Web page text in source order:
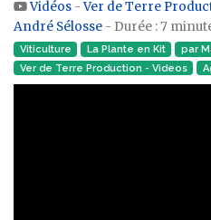
Aller à :navigation,
Vidéos -Ver de Terre
André Sélosse - Durée : 7
Viticulture La Plante en Kit
par
Ver de Terre Production - Videos